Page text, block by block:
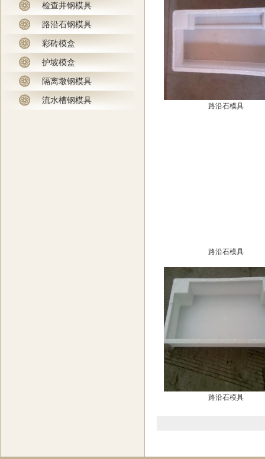
检查井钢模具
路沿石钢模具
彩砖模盒
护坡模盒
隔离墩钢模具
流水槽钢模具
路沿石模具
路沿石模具
路沿石模具